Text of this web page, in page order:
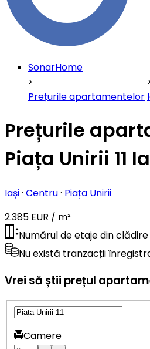
SonarHome
Prețurile apartamentelor
Prețurile
Piața Unirii 11
Iași· Centru· Piața Unirii
2.385 EUR / m²
Numărul de etaje din clădire
Nu există tranzacții
Vrei să știi prețul
Camere